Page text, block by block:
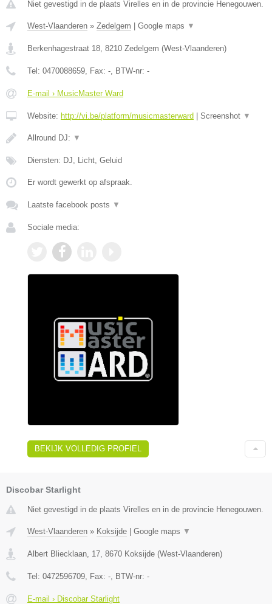
Niet gevestigd in de plaats Virelles en in de provincie Henegouwen.
West-Vlaanderen » Zedelgem Google maps ▼
Berkenhagestraat 18 8210 Zedelgem (West-Vlaanderen)
Tel: 0470088659 , Fax: - , BTW-nr: -
E-mail › MusicMaster Ward
Website: http://vi.be/platform/musicmasterward Screenshot ▼
Allround DJ: ▼
Diensten: DJ, Licht, Geluid
Er wordt gewerkt op afspraak.
Laatste facebook posts ▼
Sociale media:
BEKIJK VOLLEDIG PROFIEL
Discobar Starlight
Niet gevestigd in de plaats Virelles en in de provincie Henegouwen.
West-Vlaanderen » Koksijde Google maps ▼
Albert Bliecklaan, 17 8670 Koksijde (West-Vlaanderen)
Tel: 0472596709 , Fax: - , BTW-nr: -
E-mail › Discobar Starlight